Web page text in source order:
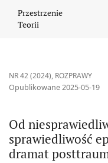
Przestrzenie
Teorii
NR 42 (2024), ROZPRAWY
Od
sprawiedliwość
dramat
Opublikowane 2025-05-19